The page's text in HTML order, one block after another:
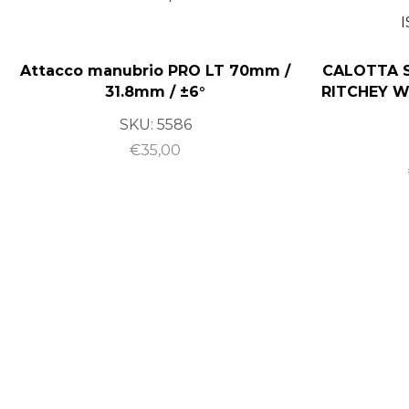
Attacco manubrio PRO LT 70mm /
31.8mm / ±6°
SKU: 5586
€35,00
CALOTTA
RITCHEY